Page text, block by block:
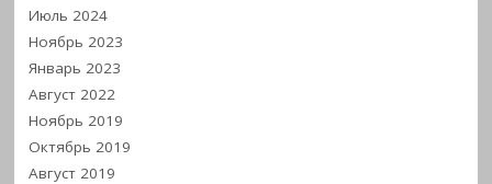
Июль 2024
Ноябрь 2023
Январь 2023
Август 2022
Ноябрь 2019
Октябрь 2019
Август 2019